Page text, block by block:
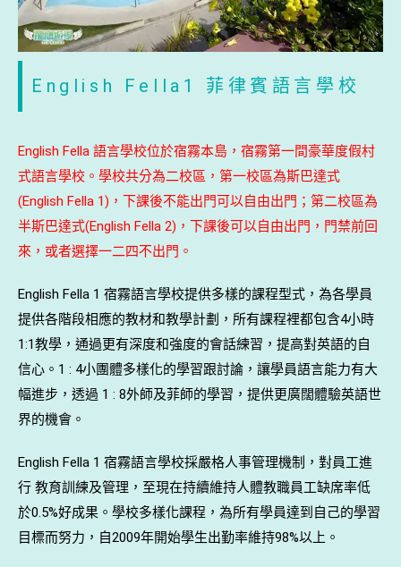
English Fella1 菲律賓語言學校
English Fella 語言學校位於宿霧本島，宿霧第一間豪華度假村
式語言學校。學校共分為二校區，第一校區為斯巴達式
(English Fella 1)，下課後不能出門可以自由出門；第二校區為
半斯巴達式(English Fella 2)，下課後可以自由出門，門禁前回
來，或者選擇一二四不出門。
English Fella 1 宿霧語言學校提供多樣的課程型式，為各學員
提供各階段相應的教材和教學計劃，所有課程裡都包含4小時
1:1教學，通過更有深度和強度的會話練習，提高對英語的自
信心。1 : 4小團體多樣化的學習跟討論，讓學員語言能力有大
幅進步，透過 1 : 8外師及菲師的學習，提供更廣闊體驗英語世
界的機會。
English Fella 1 宿霧語言學校採嚴格人事管理機制，對員工進
行 教育訓練及管理，至現在持續維持人體教職員工缺席率低
於0.5%好成果。學校多樣化課程，為所有學員達到自己的學習
目標而努力，自2009年開始學生出勤率維持98%以上。